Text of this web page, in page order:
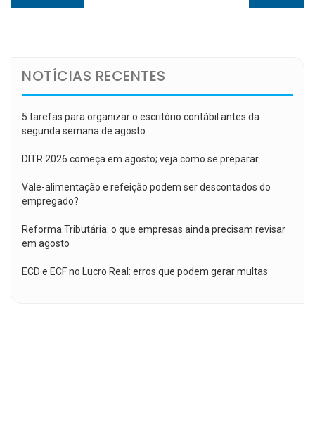
de
post:
post:
NOTÍCIAS RECENTES
5 tarefas para organizar o escritório contábil antes da
segunda semana de agosto
DITR 2026 começa em agosto; veja como se preparar
Vale-alimentação e refeição podem ser descontados do
empregado?
Reforma Tributária: o que empresas ainda precisam revisar
em agosto
ECD e ECF no Lucro Real: erros que podem gerar multas